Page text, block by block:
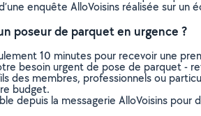
enquête AlloVoisins réalisée sur
poseur de parquet en urgence ?
10 minutes pour recevoir une
besoin urgent de pose de parquet -
des membres, professionnels ou
budget.
depuis la messagerie AlloVoisins